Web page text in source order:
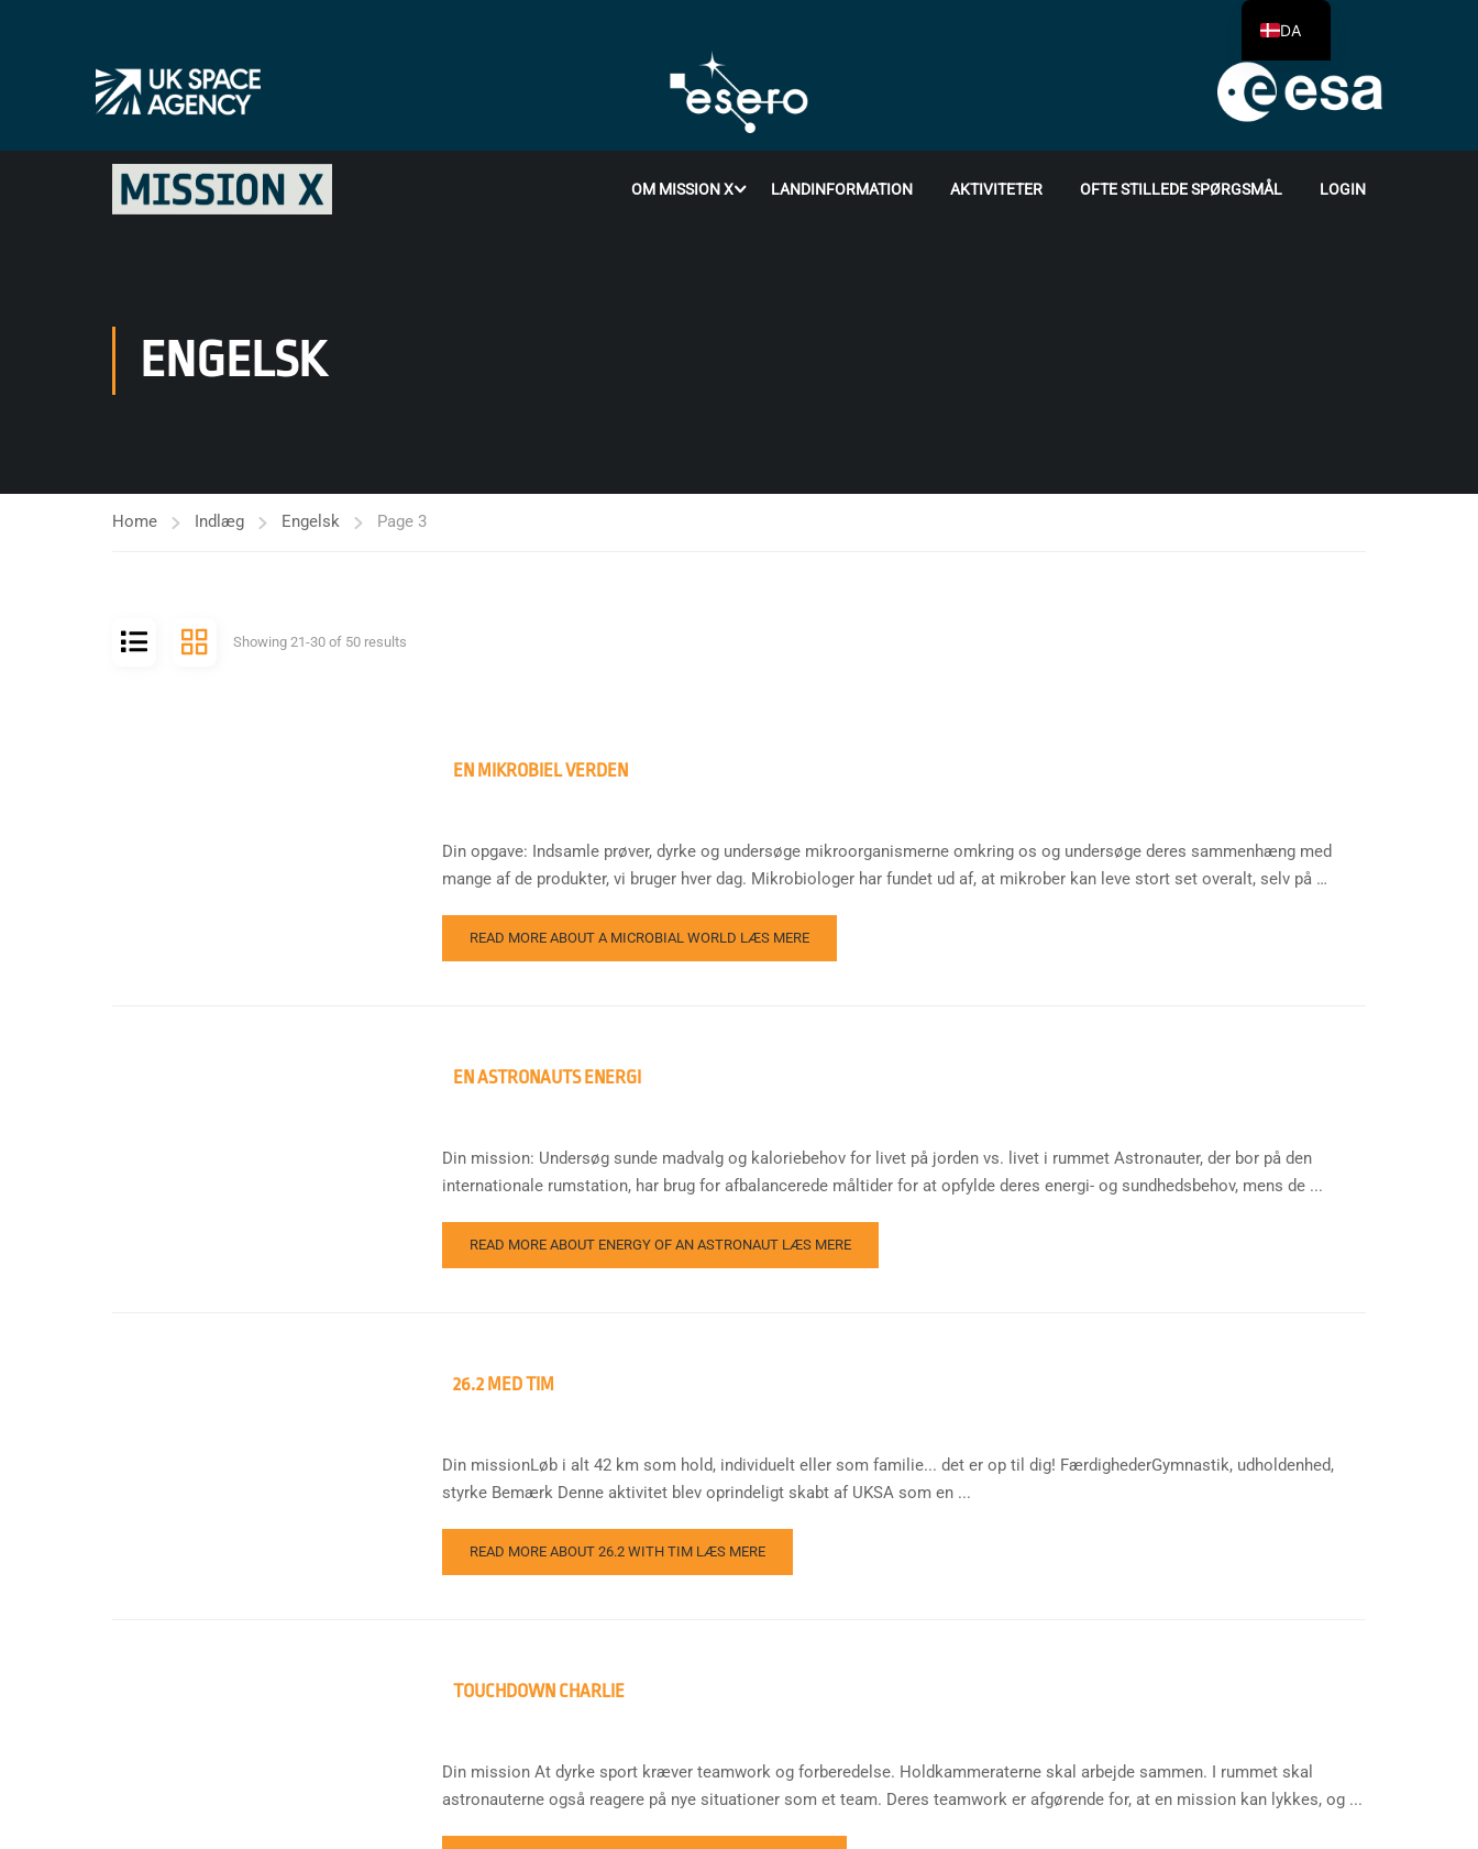
OM MISSION X LANDINFORMATION AKTIVITETER OFTE STILLEDE SPØRGSMÅL LOGIN
ENGELSK
Home Indlæg Engelsk Page 3
Showing 21-30 of 50 results
EN MIKROBIEL VERDEN
Din opgave: Indsamle prøver, dyrke og undersøge mikroorganismerne omkring os og undersøge deres sammenhæng med
mange af de produkter, vi bruger hver dag. Mikrobiologer har fundet ud af, at mikrober kan leve stort set overalt, selv på …
READ MORE ABOUT A MICROBIAL WORLD LÆS MERE
EN ASTRONAUTS ENERGI
Din mission: Undersøg sunde madvalg og kaloriebehov for livet på jorden vs. livet i rummet Astronauter, der bor på den
internationale rumstation, har brug for afbalancerede måltider for at opfylde deres energi- og sundhedsbehov, mens de ...
READ MORE ABOUT ENERGY OF AN ASTRONAUT LÆS MERE
26.2 MED TIM
Din missionLøb i alt 42 km som hold, individuelt eller som familie... det er op til dig! FærdighederGymnastik, udholdenhed,
styrke Bemærk Denne aktivitet blev oprindeligt skabt af UKSA som en ...
READ MORE ABOUT 26.2 WITH TIM LÆS MERE
TOUCHDOWN CHARLIE
Din mission At dyrke sport kræver teamwork og forberedelse. Holdkammeraterne skal arbejde sammen. I rummet skal
astronauterne også reagere på nye situationer som et team. Deres teamwork er afgørende for, at en mission kan lykkes, og ...
DA